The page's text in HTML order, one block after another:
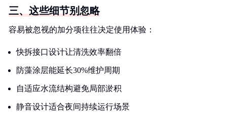
三、这些细节别忽略
容易被忽视的加分项往往决定使用体验：
快拆接口设计让清洗效率翻倍
防藻涂层能延长30%维护周期
自适应水流结构避免局部淤积
静音设计适合夜间持续运行场景